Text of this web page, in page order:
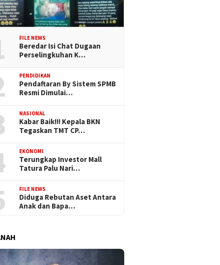
FILE NEWS
Beredar Isi Chat Dugaan
Perselingkuhan K…
PENDIDIKAN
Pendaftaran By Sistem SPMB
Resmi Dimulai…
NASIONAL
Kabar Baik!!! Kepala BKN
Tegaskan TMT CP…
EKONOMI
Terungkap Investor Mall
Tatura Palu Nari…
FILE NEWS
Diduga Rebutan Aset Antara
Anak dan Bapa…